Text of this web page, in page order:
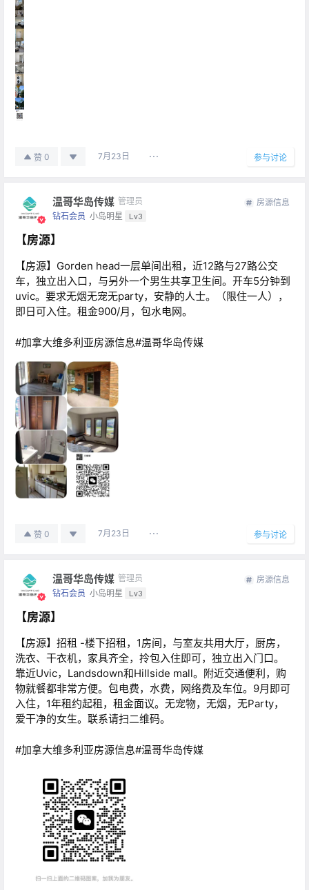
赞 0 7月23日 参与讨论
温哥华岛传媒 管理员
钻石会员 小岛明星 Lv3
房源信息
【房源】
【房源】Gorden head一层单间出租，近12路与27路公交
车，独立出入口，与另外一个男生共享卫生间。开车5分钟到
uvic。要求无烟无宠无party，安静的人士。（限住一人），
即日可入住。租金900/月，包水电网。
#加拿大维多利亚房源信息#温哥华岛传媒
赞 0 7月23日 参与讨论
温哥华岛传媒 管理员
钻石会员 小岛明星 Lv3
房源信息
【房源】
【房源】招租 -楼下招租，1房间，与室友共用大厅，厨房，
洗衣、干衣机，家具齐全，拎包入住即可，独立出入门口。
靠近Uvic，Landsdown和Hillside mall。附近交通便利，购
物就餐都非常方便。包电费，水费，网络费及车位。9月即可
入住，1年租约起租，租金面议。无宠物，无烟，无Party，
爱干净的女生。联系请扫二维码。
#加拿大维多利亚房源信息#温哥华岛传媒